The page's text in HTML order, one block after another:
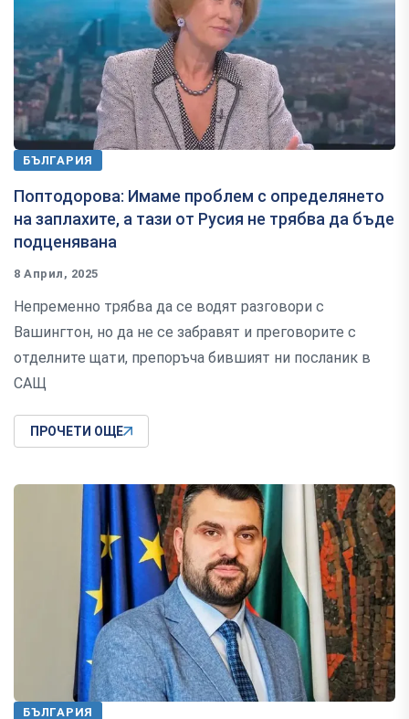
БЪЛГАРИЯ
Поптодорова: Имаме проблем с определянето
на заплахите, а тази от Русия не трябва да бъде
подценявана
8 Април, 2025
Непременно трябва да се водят разговори с
Вашингтон, но да не се забравят и преговорите с
отделните щати, препоръча бившият ни посланик в
САЩ
ПРОЧЕТИ ОЩЕ
БЪЛГАРИЯ